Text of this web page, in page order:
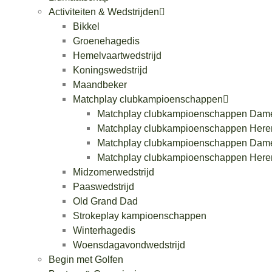
Activiteiten & Wedstrijden
Bikkel
Groenehagedis
Hemelvaartwedstrijd
Koningswedstrijd
Maandbeker
Matchplay clubkampioenschappen
Matchplay clubkampioenschappen
Matchplay clubkampioenschappen
Matchplay clubkampioenschappen
Matchplay clubkampioenschappen
Midzomerwedstrijd
Paaswedstrijd
Old Grand Dad
Strokeplay kampioenschappen
Winterhagedis
Woensdagavondwedstrijd
Begin met Golfen